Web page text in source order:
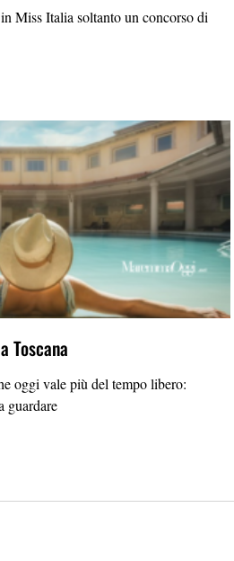
Miss Italia soltanto un concorso di
Toscana
oggi vale più del tempo libero:
guardare